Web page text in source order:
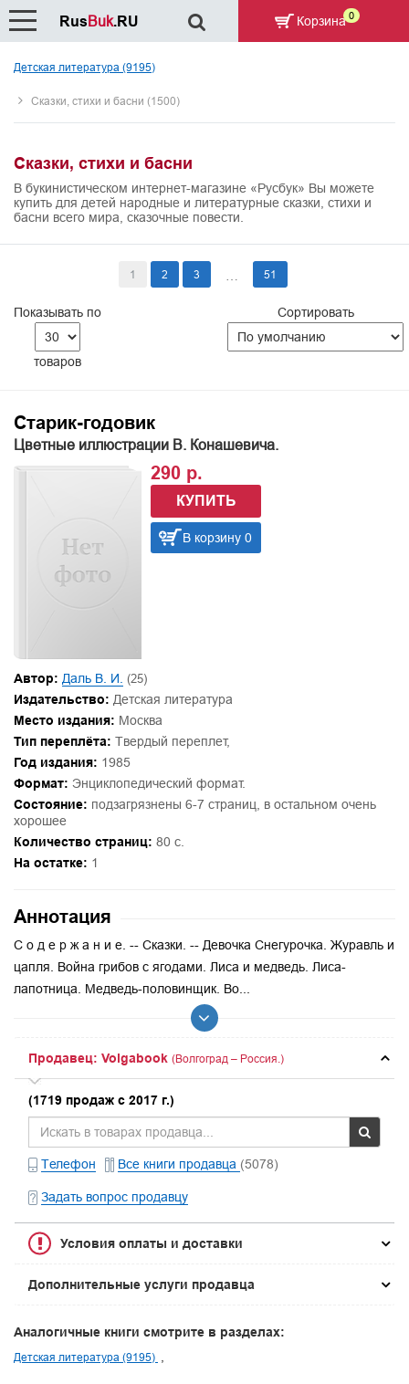
Детская литература (9195)
Сказки, стихи и басни (1500)
Сказки, стихи и басни
В букинистическом интернет-магазине «Русбук» Вы можете
купить для детей народные и литературные сказки, стихи и
басни всего мира, сказочные повести.
1 2 3 51
Показывать по
товаров
Сортировать
Старик-годовик
Цветные иллюстрации В. Конашевича.
290 р.
КУПИТЬ
В корзину 0
Автор: Даль В. И. (25)
Издательство: Детская литература
Место издания: Москва
Тип переплёта: Твердый переплет,
Год издания: 1985
Формат: Энциклопедический формат.
Состояние: подзагрязнены 6-7 страниц, в остальном очень
хорошее
Количество страниц: 80 с.
На остатке: 1
Аннотация
С о д е р ж а н и е. -- Сказки. -- Девочка Снегурочка. Журавль и
цапля. Война грибов с ягодами. Лиса и медведь. Лиса-
лапотница. Медведь-половинщик. Во...
Продавец: Volgabook (Волгоград – Россия.)
(1719 продаж с 2017 г.)
Телефон Все книги продавца (5078)
Задать вопрос продавцу
Условия оплаты и доставки
Дополнительные услуги продавца
Аналогичные книги смотрите в разделах:
Детская литература (9195)
RusBuk.RU Корзина 0